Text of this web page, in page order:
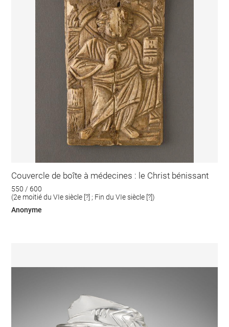
Couvercle de boîte à médecines : le Christ bénissant
550 / 600
(2e moitié du VIe siècle [?] ; Fin du VIe siècle [?])
Anonyme